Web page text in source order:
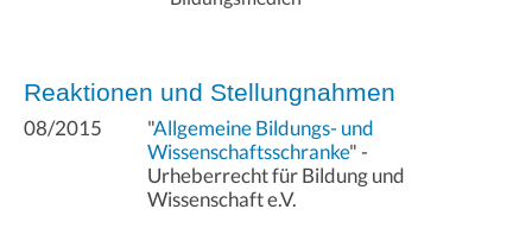
Reaktionen und Stellungnahmen
08/2015 "Allgemeine Bildungs- und
Wissenschaftsschranke" -
Urheberrecht für Bildung und
Wissenschaft e.V.